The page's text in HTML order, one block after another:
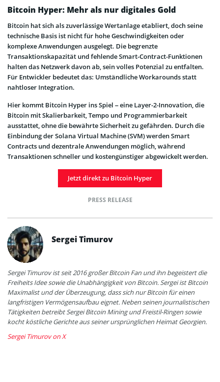
Bitcoin Hyper: Mehr als nur digitales Gold
Bitcoin hat sich als zuverlässige Wertanlage etabliert, doch seine
technische Basis ist nicht für hohe Geschwindigkeiten oder
komplexe Anwendungen ausgelegt. Die begrenzte
Transaktionskapazität und fehlende Smart-Contract-Funktionen
halten das Netzwerk davon ab, sein volles Potenzial zu entfalten.
Für Entwickler bedeutet das: Umständliche Workarounds statt
nahtloser Integration.
Hier kommt Bitcoin Hyper ins Spiel – eine Layer-2-Innovation, die
Bitcoin mit Skalierbarkeit, Tempo und Programmierbarkeit
ausstattet, ohne die bewährte Sicherheit zu gefährden. Durch die
Einbindung der Solana Virtual Machine (SVM) werden Smart
Contracts und dezentrale Anwendungen möglich, während
Transaktionen schneller und kostengünstiger abgewickelt werden.
Jetzt direkt zu Bitcoin Hyper
PRESS RELEASE
Sergei Timurov
Sergei Timurov ist seit 2016 großer Bitcoin Fan und ihn begeistert die
Freiheits Idee sowie die Unabhängigkeit von Bitcoin. Sergei ist Bitcoin
Maximalist und der Überzeugung, dass sich nur Bitcoin für einen
langfristigen Vermögensaufbau eignet. Neben seinen journalistischen
Tätigkeiten betreibt Sergei Bitcoin Mining und Freistil-Ringen sowie
kocht köstliche Gerichte aus seiner ursprünglichen Heimat Georgien.
Sergei Timurov on X